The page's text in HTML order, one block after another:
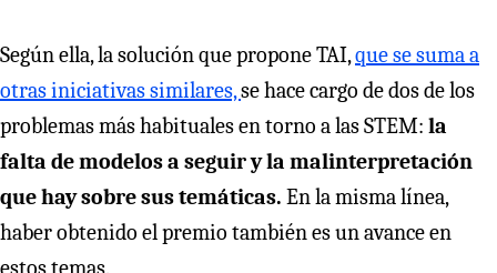
Según ella, la solución que propone TAI,que se suma a
otras iniciativas similares,se hace cargo de dos de los
problemas más habituales en torno a las STEM: la
falta de modelos a seguir y la malinterpretación
que hay sobre sus temáticas. En la misma línea,
haber obtenido el premio también es un avance en